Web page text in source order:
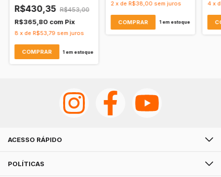
R$430,35 R$453,00
R$365,80 com Pix
8 x de R$53,79 sem juros
1em estoque
2 x de R$38,00 sem juros
1 em estoque
4 x
ACESSO RÁPIDO
POLÍTICAS